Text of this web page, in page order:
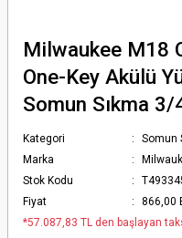
Milwaukee M18
One-Key Akülü
Somun Sıkma
Kategori
Somun
Marka
Stok Kodu
Fiyat
866,00
*57.087,83 TL den başlayan